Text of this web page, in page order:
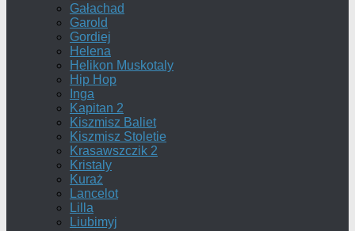
Gałachad
Garold
Gordiej
Helena
Helikon Muskotaly
Hip Hop
Inga
Kapitan 2
Kiszmisz Baliet
Kiszmisz Stoletie
Krasawszczik 2
Kristaly
Kuraż
Lancelot
Lilla
Liubimyj